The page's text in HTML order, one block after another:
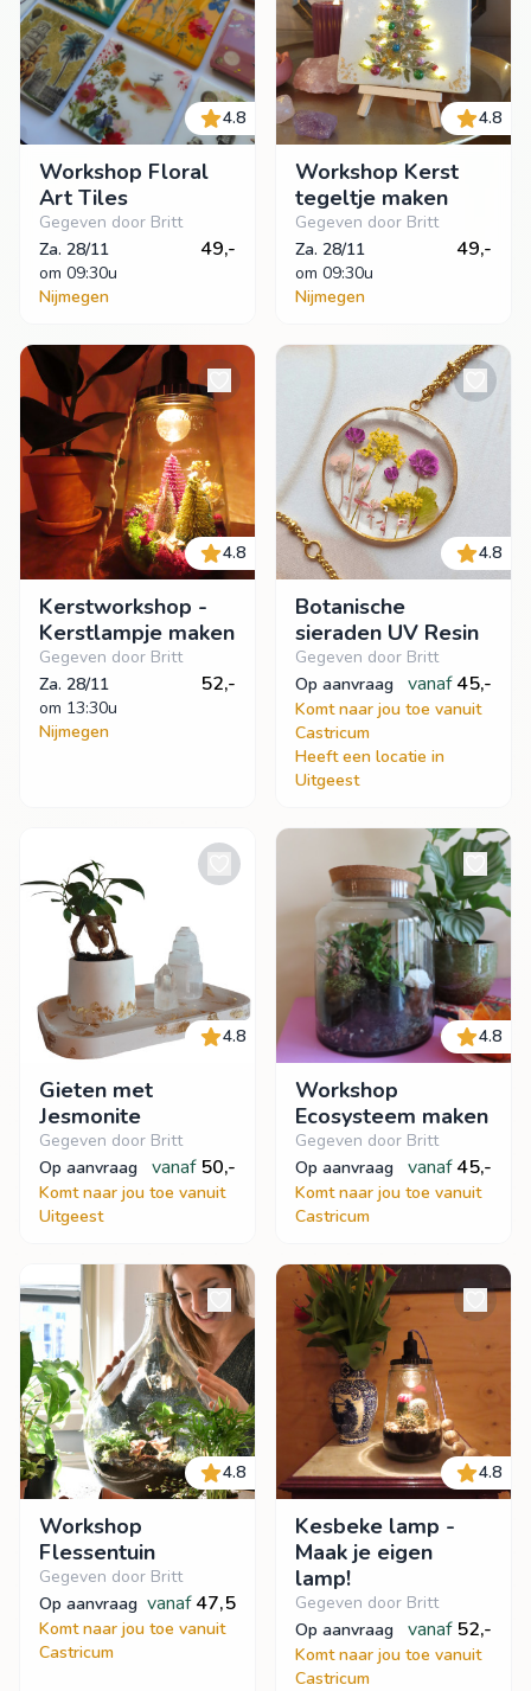
4.8
Workshop Floral
Art Tiles
Gegeven door Britt
Za. 28/11
om 09:30u
49,-
Nijmegen
4.8
Workshop Kerst
tegeltje maken
Gegeven door Britt
Za. 28/11
om 09:30u
49,-
Nijmegen
4.8
Kerstworkshop -
Kerstlampje maken
Gegeven door Britt
Za. 28/11
om 13:30u
52,-
Nijmegen
4.8
Botanische
sieraden UV Resin
Gegeven door Britt
op aanvraag
vanaf 45,-
Komt naar jou toe vanuit
Castricum
Heeft een locatie in
Uitgeest
4.8
Gieten met
Jesmonite
Gegeven door Britt
op aanvraag
vanaf 50,-
Komt naar jou toe vanuit
Uitgeest
4.8
Workshop
Ecosysteem maken
Gegeven door Britt
op aanvraag
vanaf 45,-
Komt naar jou toe vanuit
Castricum
4.8
Workshop
Flessentuin
Gegeven door Britt
op aanvraag vanaf 47,5
Komt naar jou toe vanuit
Castricum
4.8
Kesbeke lamp -
Maak je eigen
lamp!
Gegeven door Britt
op aanvraag
vanaf 52,-
Komt naar jou toe vanuit
Castricum